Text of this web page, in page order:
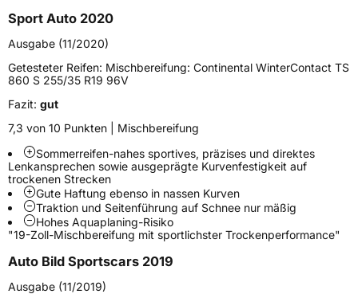
FahrzeugtypPKW
Verwendung Winterreifen
Modellname WinterContact TS 860 S
FahrzeugartPKW & SUV
Weitere Eigenschaften
SchlauchtypTL
ZustandNeureifen
M+SJa
VerstärktXL
Sport Auto 2020
Ausgabe (11/2020)
Getesteter Reifen: Mischbereifung: Continental WinterContact TS
860 S 255/35 R19 96V
Fazit: gut
7,3 von 10 Punkten | Mischbereifung
Sommerreifen-nahes sportives, präzises und direktes
Lenkansprechen sowie ausgeprägte Kurvenfestigkeit auf
trockenen Strecken
Gute Haftung ebenso in nassen Kurven
Traktion und Seitenführung auf Schnee nur mäßig
Hohes Aquaplaning-Risiko
"19-Zoll-Mischbereifung mit sportlichster Trockenperformance"
Auto Bild Sportscars 2019
Ausgabe (11/2019)